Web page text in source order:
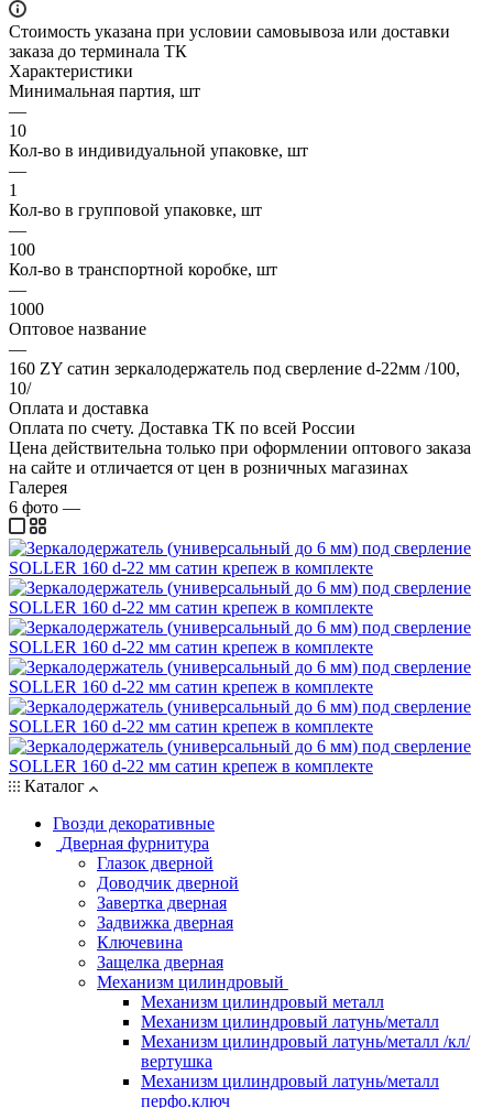
Стоимость указана при условии самовывоза или доставки
заказа до терминала ТК
Характеристики
Минимальная партия, шт
—
10
Кол-во в индивидуальной упаковке, шт
—
1
Кол-во в групповой упаковке, шт
—
100
Кол-во в транспортной коробке, шт
—
1000
Оптовое название
—
160 ZY сатин зеркалодержатель под сверление d-22мм /100,
10/
Оплата и доставка
Оплата по счету. Доставка ТК по всей России
Цена действительна только при оформлении оптового заказа
на сайте и отличается от цен в розничных магазинах
Галерея
6 фото —
Каталог
Гвозди декоративные
Дверная фурнитура
Глазок дверной
Доводчик дверной
Завертка дверная
Задвижка дверная
Ключевина
Защелка дверная
Механизм цилиндровый
Механизм цилиндровый металл
Механизм цилиндровый латунь/металл
Механизм цилиндровый латунь/металл /кл/
вертушка
Механизм цилиндровый латунь/металл
перфо.ключ